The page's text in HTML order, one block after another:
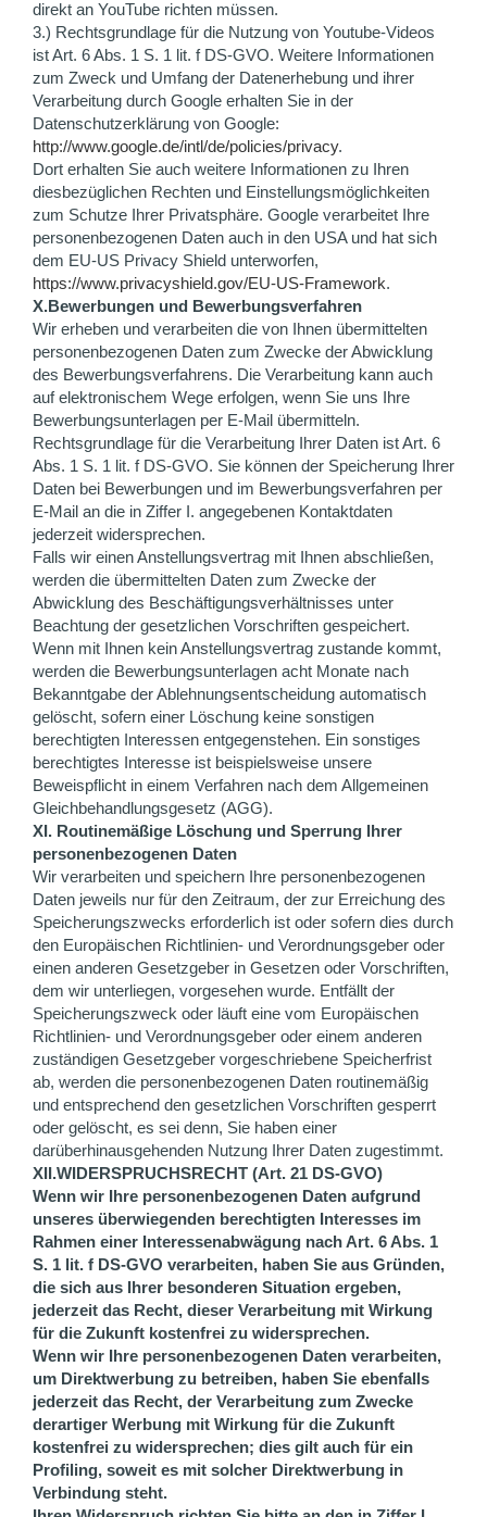
direkt an YouTube richten müssen.
3.) Rechtsgrundlage für die Nutzung von Youtube-Videos
ist Art. 6 Abs. 1 S. 1 lit. f DS-GVO. Weitere Informationen
zum Zweck und Umfang der Datenerhebung und ihrer
Verarbeitung durch Google erhalten Sie in der
Datenschutzerklärung von Google:
http://www.google.de/intl/de/policies/privacy.
Dort erhalten Sie auch weitere Informationen zu Ihren
diesbezüglichen Rechten und Einstellungsmöglichkeiten
zum Schutze Ihrer Privatsphäre. Google verarbeitet Ihre
personenbezogenen Daten auch in den USA und hat sich
dem EU-US Privacy Shield unterworfen,
https://www.privacyshield.gov/EU-US-Framework.
X.Bewerbungen und Bewerbungsverfahren
Wir erheben und verarbeiten die von Ihnen übermittelten
personenbezogenen Daten zum Zwecke der Abwicklung
des Bewerbungsverfahrens. Die Verarbeitung kann auch
auf elektronischem Wege erfolgen, wenn Sie uns Ihre
Bewerbungsunterlagen per E-Mail übermitteln.
Rechtsgrundlage für die Verarbeitung Ihrer Daten ist Art. 6
Abs. 1 S. 1 lit. f DS-GVO. Sie können der Speicherung Ihrer
Daten bei Bewerbungen und im Bewerbungsverfahren per
E-Mail an die in Ziffer I. angegebenen Kontaktdaten
jederzeit widersprechen.
Falls wir einen Anstellungsvertrag mit Ihnen abschließen,
werden die übermittelten Daten zum Zwecke der
Abwicklung des Beschäftigungsverhältnisses unter
Beachtung der gesetzlichen Vorschriften gespeichert.
Wenn mit Ihnen kein Anstellungsvertrag zustande kommt,
werden die Bewerbungsunterlagen acht Monate nach
Bekanntgabe der Ablehnungsentscheidung automatisch
gelöscht, sofern einer Löschung keine sonstigen
berechtigten Interessen entgegenstehen. Ein sonstiges
berechtigtes Interesse ist beispielsweise unsere
Beweispflicht in einem Verfahren nach dem Allgemeinen
Gleichbehandlungsgesetz (AGG).
XI. Routinemäßige Löschung und Sperrung Ihrer
personenbezogenen Daten
Wir verarbeiten und speichern Ihre personenbezogenen
Daten jeweils nur für den Zeitraum, der zur Erreichung des
Speicherungszwecks erforderlich ist oder sofern dies durch
den Europäischen Richtlinien- und Verordnungsgeber oder
einen anderen Gesetzgeber in Gesetzen oder Vorschriften,
dem wir unterliegen, vorgesehen wurde. Entfällt der
Speicherungszweck oder läuft eine vom Europäischen
Richtlinien- und Verordnungsgeber oder einem anderen
zuständigen Gesetzgeber vorgeschriebene Speicherfrist
ab, werden die personenbezogenen Daten routinemäßig
und entsprechend den gesetzlichen Vorschriften gesperrt
oder gelöscht, es sei denn, Sie haben einer
darüberhinausgehenden Nutzung Ihrer Daten zugestimmt.
XII.WIDERSPRUCHSRECHT (Art. 21 DS-GVO)
Wenn wir Ihre personenbezogenen Daten aufgrund
unseres überwiegenden berechtigten Interesses im
Rahmen einer Interessenabwägung nach Art. 6 Abs. 1
S. 1 lit. f DS-GVO verarbeiten, haben Sie aus Gründen,
die sich aus Ihrer besonderen Situation ergeben,
jederzeit das Recht, dieser Verarbeitung mit Wirkung
für die Zukunft kostenfrei zu widersprechen.
Wenn wir Ihre personenbezogenen Daten verarbeiten,
um Direktwerbung zu betreiben, haben Sie ebenfalls
jederzeit das Recht, der Verarbeitung zum Zwecke
derartiger Werbung mit Wirkung für die Zukunft
kostenfrei zu widersprechen; dies gilt auch für ein
Profiling, soweit es mit solcher Direktwerbung in
Verbindung steht.